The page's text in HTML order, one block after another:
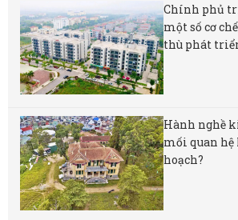
Chính phủ
một số cơ
thù phát
Hành nghề
mối quan hệ
hoạch?